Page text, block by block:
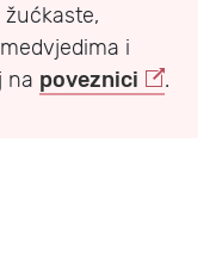
i
na poveznici .